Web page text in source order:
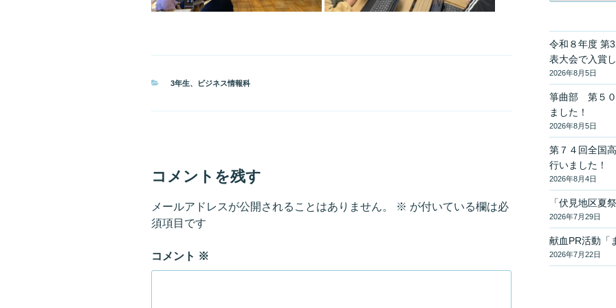
カ
3年生、 ビジネス情報科
コメントを残す
メールアドレスが公開されることはありません。 ※ が付いている欄は必
須項目です
コメント ※
令和８年度 第
表大会で入賞
2026年8月5日
箏曲部 第５０
ました！
2026年8月5日
第７４回全国
行いました！
2026年8月4日
「伏見地区夏
2026年7月29日
献血PR活動「
2026年7月22日